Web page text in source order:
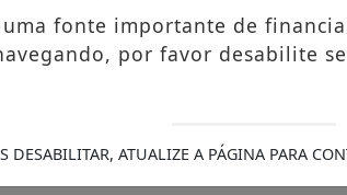
sua viagem ao Canadá e destaca o
(21)
Aceleradora paranaense abre
em Palmas “Acabou com os
PCPR prende homem em Palmas
fonte importante de
por favor desabilite
DESABILITAR, ATUALIZE A PÁGINA PARA